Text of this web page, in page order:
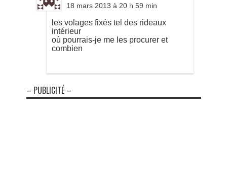
18 mars 2013 à 20 h 59 min
les volages fixés tel des rideaux
intérieur
où pourrais-je me les procurer et
combien
– PUBLICITÉ –